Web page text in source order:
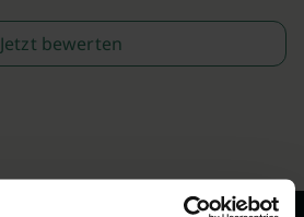
Jetzt bewerten